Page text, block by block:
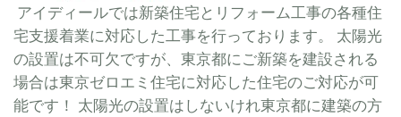
アイディールでは新築住宅とリフォーム工事の各種住
宅支援着業に対応した工事を行っております。 太陽光
の設置は不可欠ですが、東京都にご新築を建設される
場合は東京ゼロエミ住宅に対応した住宅のご対応が可
能です！ 太陽光の設置はしないけれ東京都に建築の方